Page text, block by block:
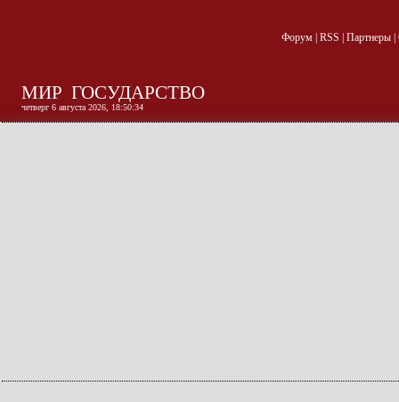
Форум| RSS Партнеры|
МИР ГОСУДАРСТВО
четверг 6 августа 2026, 18:50:35